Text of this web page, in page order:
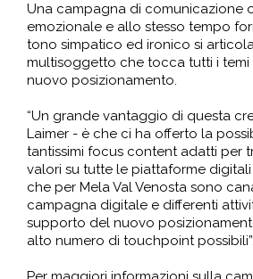
Una campagna di comunicazione
emozionale e allo stesso tempo
tono simpatico ed ironico si
multisoggetto che tocca tutti i
nuovo posizionamento.
“Un grande vantaggio di questa
Laimer - è che ci ha offerto la
tantissimi focus content adatti per
valori su tutte le piattaforme digitali
che per Mela Val Venosta sono
campagna digitale e differenti
supporto del nuovo
alto numero di touchpoint possibili”.